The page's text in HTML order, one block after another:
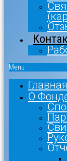
Menu
Главная
О